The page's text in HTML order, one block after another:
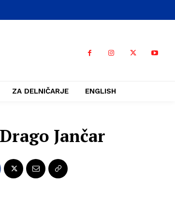
ZA DELNIČARJE ENGLISH
Jančar